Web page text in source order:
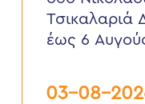
Νικολάου
Πλαστήρα,
περιοχή
Σούδας,
Τσικαλαριά
έως 6
03-08-